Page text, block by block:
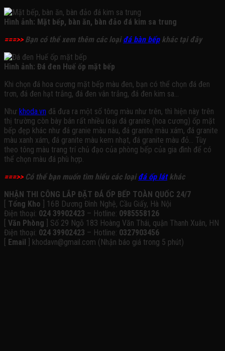
Hình ảnh: Mặt bếp, bàn ăn, bàn đảo đá kim sa trung
===>>Bạn có thể xem thêm các loạiđá bàn bếpkhác tại đây
Hình ảnh: Đá đen Huế ốp mặt bếp
Khi chọn đá hoa cương mặt bếp màu đen, bạn có thể chọn đá đen
trơn, đá đen hạt trắng, đá đen vân trắng, đá đen kim sa…
Như khoda.vn đã đưa ra một số tông màu như trên, thì hiện này trên
thị trường còn bày bán rất nhiều loại đá granite (hoa cương) ốp mặt
bếp đẹp khác như đá granie màu nâu, đá granite màu xám, đá granite
màu xanh xám, đá granite màu kem nhạt, đá granite màu đỏ… Tùy
theo tông màu trang trí chủ đạo của phòng bếp của gia đình để có
thể chọn màu đá phù hợp.
===>>Có thể bạn muốn tìm hiểu các loạiđá ốp látkhác
NHẬN THI CÔNG LẮP ĐẶT ĐÁ ỐP BẾP TOÀN QUỐC 24/7
Tổng Kho ] 16B Dương Đình Nghệ, Cầu Giấy, Hà Nội
Điện thoại: 024 39902423 – Hotline: 0985558126
Văn Phòng ] Số 29 Ngõ 183 Hoàng Văn Thái, quận Thanh Xuân, HN
Điện thoại: 024 39902423 – Hotline: 0327903456
Email ] khodavn@gmail.com (Nhận báo giá trong 5 phút)